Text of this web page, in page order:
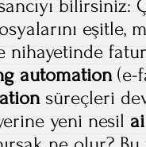
bilirsiniz:
eşitle,
nihayetinde
automation (e-
süreçleri
yeni nesil